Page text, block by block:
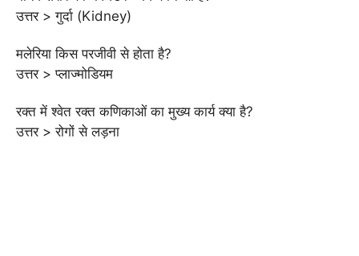
उत्तर > गुर्दा (Kidney)
मलेरिया किस परजीवी से होता है?
उत्तर > प्लाज्मोडियम
रक्त में श्वेत रक्त कणिकाओं का मुख्य कार्य क्या है?
उत्तर > रोगों से लड़ना